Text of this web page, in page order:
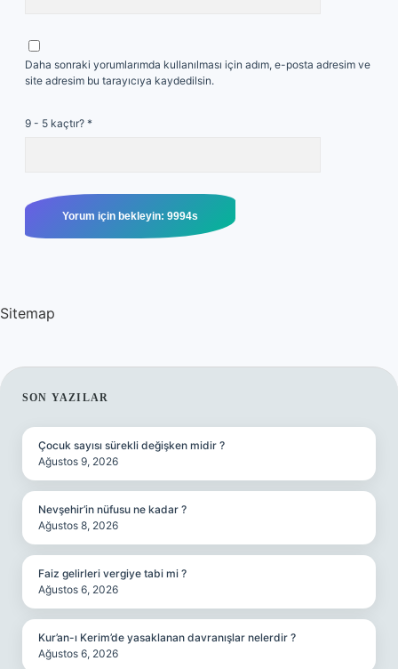
Daha sonraki yorumlarımda kullanılması için adım, e-posta adresim ve
site adresim bu tarayıcıya kaydedilsin.
9 - 5 kaçtır? *
Sitemap
SIDEBAR
SON YAZILAR
Çocuk sayısı sürekli değişken midir ?
Ağustos 9, 2026
Nevşehir’in nüfusu ne kadar ?
Ağustos 8, 2026
Faiz gelirleri vergiye tabi mi ?
Ağustos 6, 2026
Kur’an-ı Kerim’de yasaklanan davranışlar nelerdir ?
Ağustos 6, 2026